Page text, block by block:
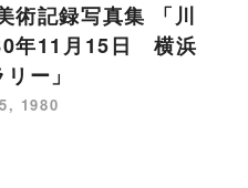
術記録写真集 「川
年11月15日 横浜
ー」
1980